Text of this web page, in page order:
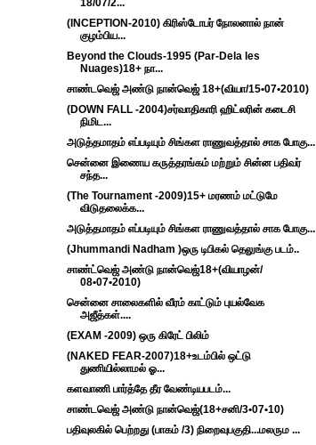
18/07/2...
(INCEPTION-2010) கிரிஸ்டோபர் நோலனால் நான்
குழம்பிய...
Beyond the Clouds-1995 (Par-Dela les
Nuages)18+ நா...
சாண்டவெஜ் அண்டு நான்வெஜ் 18+(வியா/15•07•2010)
(DOWN FALL -2004)சர்வாதிகாரி ஹிட்லரின் கடைசி
நிமிட...
அடுத்தமாதம் எப்படியும் சிங்கள ராணுவத்தால் சாக போகு...
சென்னை இணைய கருத்தரங்கம் மற்றும் சின்ன பதிவர்
சந்த...
(The Tournament -2009)15+ மரணம் மட்டுமே
விடுதலைக்க...
அடுத்தமாதம் எப்படியும் சிங்கள ராணுவத்தால் சாக போகு...
(Jhummandi Nadham )ஒரு டிபிகல் தெலுங்கு படம்..
சாண்ட்வெஜ் அண்டு நான்வெஜ்18+(வியாழன்/
08•07•2010)
சென்னை சாலைகளில் வீரம் காட்டும் புயல்வேக
அஜீத்கள்....
(EXAM -2009) ஒரு கிரேட் பிலிம்
(NAKED FEAR-2007)18+உடம்பில் ஒட்டு
துணியில்லாமல் ஓ...
களவாணி பார்த்தே தீர வேண்டியபடம்...
சாண்டவெஜ் அண்டு நான்வெஜ்(18+சனி/3•07•10)
பதிவுலகில் பெற்றது (பாகம் /3) நிறைவுபகுதி...மலரும ...